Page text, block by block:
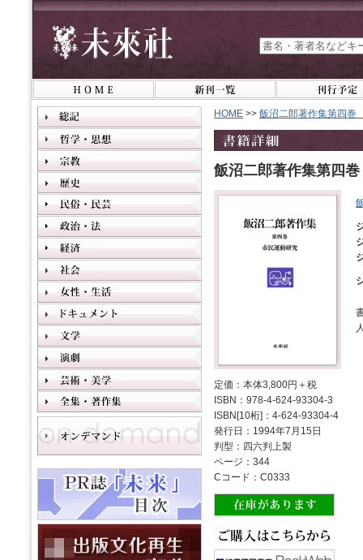
HOME >> 飯沼二郎著作集第四
飯沼二郎著作集第四
定価：本体3,800円＋税
ISBN：978-4-624-93304-3
ISBN[10桁]：4-624-93304-4
発行日：1994年7月15日
判型：四六判上製
ページ：344
Cコード：C0333